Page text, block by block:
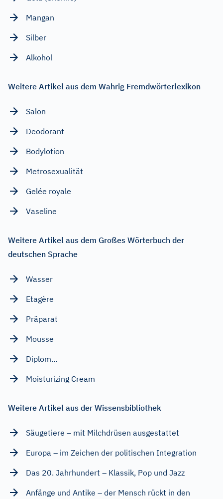
Mangan
Silber
Alkohol
Weitere Artikel aus dem Wahrig Fremdwörterlexikon
Salon
Deodorant
Bodylotion
Metrosexualität
Gelée royale
Vaseline
Weitere Artikel aus dem Großes Wörterbuch der
deutschen Sprache
Wasser
Etagère
Präparat
Mousse
Diplom…
Moisturizing Cream
Weitere Artikel aus der Wissensbibliothek
Säugetiere – mit Milchdrüsen ausgestattet
Europa – im Zeichen der politischen Integration
Das 20. Jahrhundert – Klassik, Pop und Jazz
Anfänge und Antike – der Mensch rückt in den